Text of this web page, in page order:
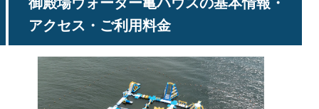
アクセス・ご利用料金